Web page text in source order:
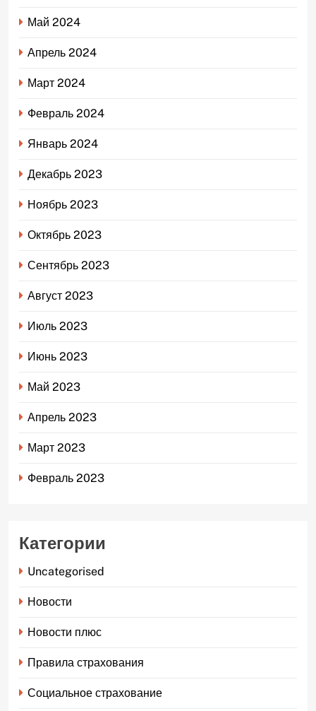
Май 2024
Апрель 2024
Март 2024
Февраль 2024
Январь 2024
Декабрь 2023
Ноябрь 2023
Октябрь 2023
Сентябрь 2023
Август 2023
Июль 2023
Июнь 2023
Май 2023
Апрель 2023
Март 2023
Февраль 2023
Категории
Uncategorised
Новости
Новости плюс
Правила страхования
Социальное страхование